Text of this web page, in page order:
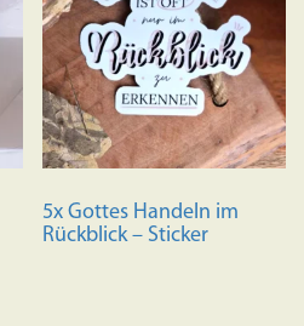
auf.
Die
können
auf
der
gewählt
5x Gottes Handeln im
Rückblick – Sticker